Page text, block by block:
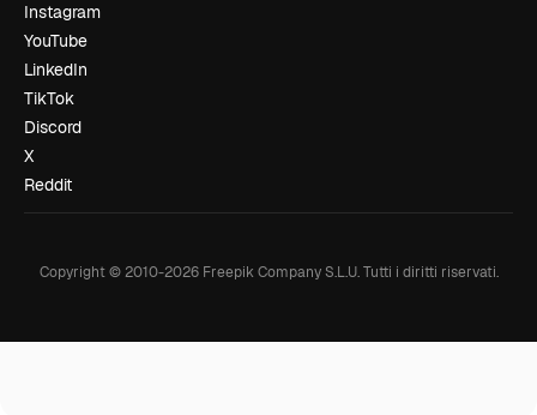
Instagram
YouTube
LinkedIn
TikTok
Discord
X
Reddit
Copyright © 2010-2026Freepik Company S.L.U. Tutti i diritti riservati.